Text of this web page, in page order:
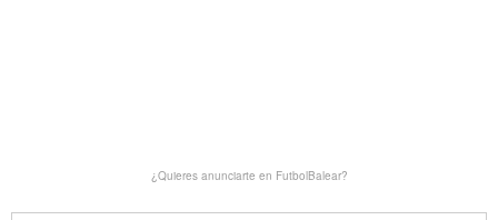
¿Quieres anunciarte en FutbolBalear?